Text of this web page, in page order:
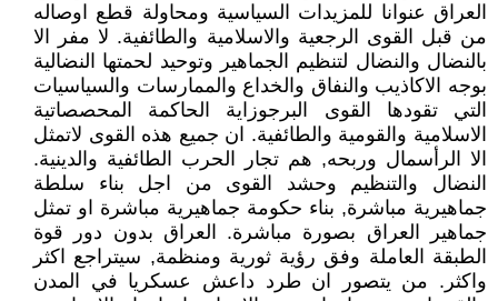
العراق عنوانا للمزيدات السياسية ومحاولة قطع اوصاله
من قبل القوى الرجعية والاسلامية والطائفية. لا مفر الا
بالنضال والنضال لتنظيم الجماهير وتوحيد لحمتها النضالية
بوجه الاكاذيب والنفاق والخداع والممارسات والسياسيات
التي تقودها القوى البرجوزاية الحاكمة المحصصاتية
الاسلامية والقومية والطائفية. ان جميع هذه القوى لاتمثل
الا الرأسمال وربحه, هم تجار الحرب الطائفية والدينية.
النضال والتنظيم وحشد القوى من اجل بناء سلطة
جماهيرية مباشرة, بناء حكومة جماهيرية مباشرة او تمثل
جماهير العراق بصورة مباشرة. العراق بدون دور قوة
الطبقة العاملة وفق رؤية ثورية ومنظمة, سيتراجع اكثر
واكثر. من يتصور ان طرد داعش عسكريا في المدن